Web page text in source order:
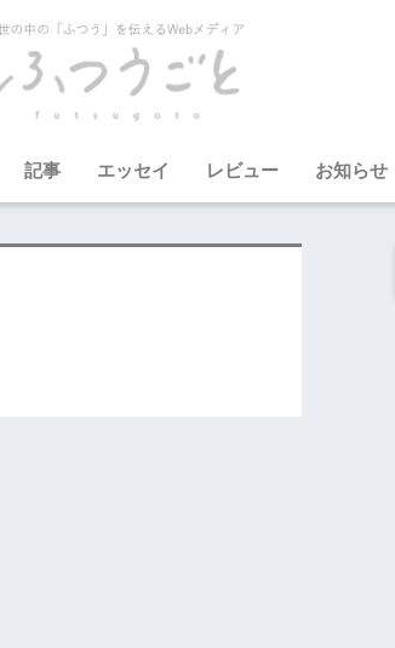
記事 エッセイ レビュー お知らせ